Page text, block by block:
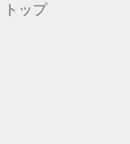
ップ